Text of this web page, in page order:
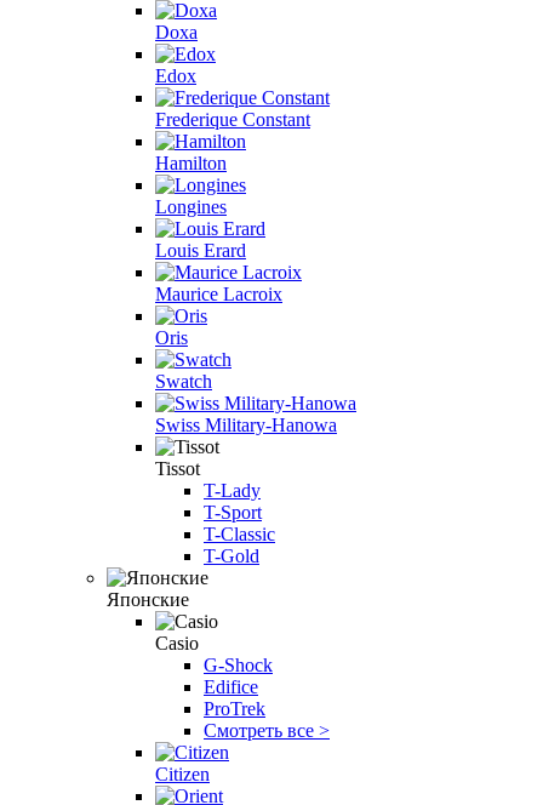
Doxa
Edox
Frederique Constant
Hamilton
Longines
Louis Erard
Maurice Lacroix
Oris
Swatch
Swiss Military-Hanowa
Tissot
T-Lady
T-Sport
T-Classic
T-Gold
Японские
Casio
G-Shock
Edifice
ProTrek
Смотреть все >
Citizen